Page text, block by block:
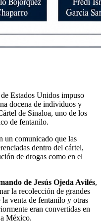
Estados Unidos impuso
docena de individuos y
de Sinaloa, uno de los
de fentanilo.
un comunicado que las
dentro del cártel,
de drogas como en el
de Jesús Ojeda Avilés,
la recolección de grandes
la venta de fentanilo y otras
eran convertidas en
México.